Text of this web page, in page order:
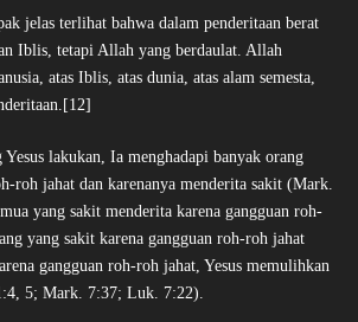
jelas terlihat bahwa dalam penderitaan berat
Iblis, tetapi Allah yang berdaulat. Allah
atas Iblis, atas dunia, atas alam semesta,
Yesus lakukan, Ia menghadapi banyak orang
roh jahat dan karenanya menderita sakit (Mark.
yang sakit menderita karena gangguan roh-
yang sakit karena gangguan roh-roh jahat
gangguan roh-roh jahat, Yesus memulihkan
5; Mark. 7:37; Luk. 7:22).